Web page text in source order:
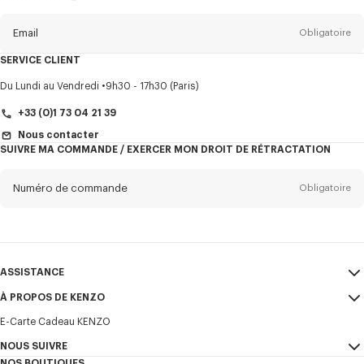
Email Obligatoire
Titre Obligatoire
évènements KENZO, qui peuvent être personnalisés, notamment sur les
SERVICE CLIENT
Du Lundi au Vendredi 9h30 - 17h30 (Paris)
+33 (0)1 73 04 21 39
Nous contacter
SUIVRE MA COMMANDE / EXERCER MON DROIT DE RÉTRACTATION
Numéro de commande Obligatoire
ASSISTANCE
Mon compte
Guide des tailles
FAQ
À PROPOS DE KENZO
CGV
Mentions Légales et CGU
E-Carte Cadeau KENZO
NOUS SUIVRE